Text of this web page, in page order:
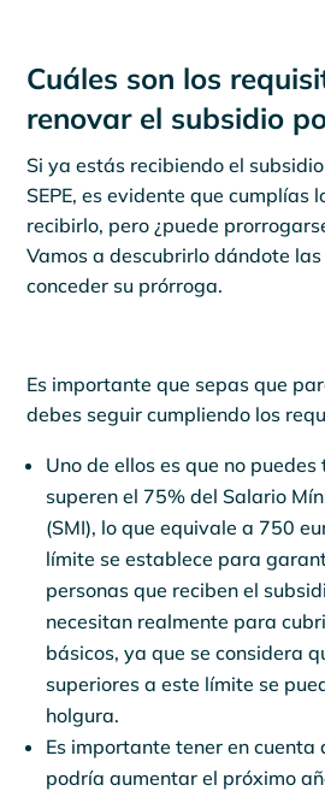
Cuáles son los
renovar el subsidio
Si ya estás recibiendo el
SEPE, es evidente que cumplías
recibirlo, pero ¿puede
Vamos a descubrirlo dándote
conceder su prórroga.
Es importante que sepas que
debes seguir cumpliendo los
Uno de ellos es que no
superen el 75% del Salario
(SMI), lo que equivale a 750
límite se establece para
personas que reciben el
necesitan realmente para
básicos, ya que se considera
superiores a este límite se
holgura.
Es importante tener en cuenta
podría aumentar el próximo